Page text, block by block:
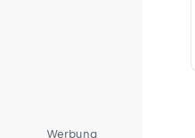
Werbung